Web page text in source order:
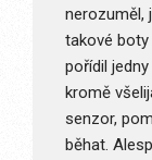
nerozuměl,
takové
pořídil
kromě
senzor,
běhat.